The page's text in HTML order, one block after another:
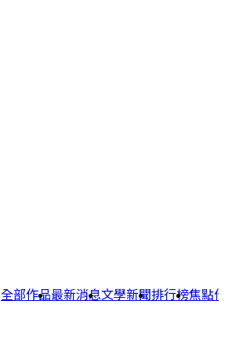
全部作品最新消息文學新聞排行榜焦點